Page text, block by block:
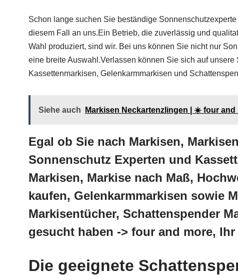
Schon lange suchen Sie beständige
diesem Fall an uns.Ein Betrieb, die zuverlässig und
Wahl produziert, sind wir. Bei uns können Sie nicht nur
eine breite Auswahl.Verlassen können Sie sich auf
Kassettenmarkisen, Gelenkarmmarkisen und
Siehe auch Markisen Neckartenzlingen | ☀️ four
Egal ob Sie nach Markisen,
Sonnenschutz Experten und
Markisen, Markise nach Maß,
kaufen, Gelenkarmmarkisen sowie
Markisentücher, Schattenspender
gesucht haben -> four and more,
Die geeignete